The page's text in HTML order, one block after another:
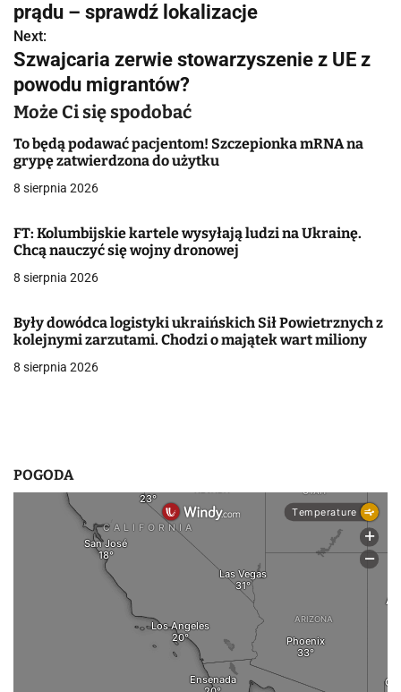
w
i
g
a
c
a
w
i
s
prądu – sprawdź lokalizacje
Next:
Szwajcaria zerwie stowarzyszenie z UE z
powodu migrantów?
Może Ci się spodobać
To będą podawać pacjentom! Szczepionka mRNA na
grypę zatwierdzona do użytku
8 sierpnia 2026
FT: Kolumbijskie kartele wysyłają ludzi na Ukrainę.
Chcą nauczyć się wojny dronowej
8 sierpnia 2026
Były dowódca logistyki ukraińskich Sił Powietrznych z
kolejnymi zarzutami. Chodzi o majątek wart miliony
8 sierpnia 2026
POGODA